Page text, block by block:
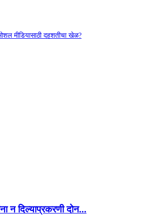
मीडियासाठी दहशतीचा खेळ?
न दिल्याप्रकरणी दोन...